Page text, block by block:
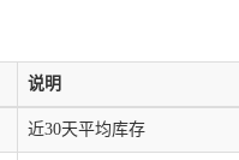
说明
近30天平均库存